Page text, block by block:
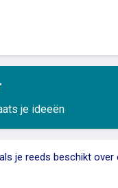
je ideeën
je reeds beschikt over